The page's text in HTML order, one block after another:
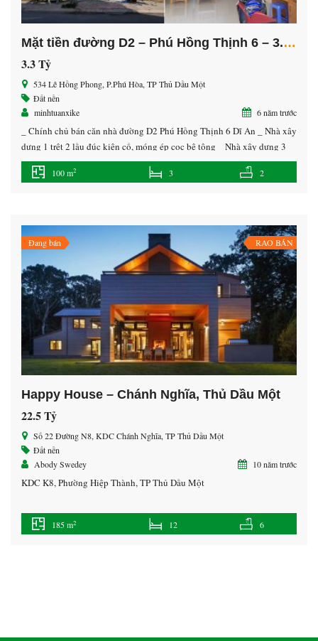
Mặt tiền đường D2 – Phú Hồng Thịnh 6 – 3.3 Tỷ
3.3 Tỷ
534 Lê Hồng Phong, P.Phú Hòa, TP Thủ Dầu Một
Đất nền
minhtuanxike
6 năm trước
_ Chính chủ bán căn nhà đường D2 Phú Hồng Thịnh 6 Dĩ An _ Nhà xây
dựng 1 trệt 2 lầu đúc kiên cố, móng ép cọc bê tông _ Nhà xây dựng 3
phòng ngủ + 1 phòng thờ + sân để xe + phòng khách + phòng bếp + sân
thượng rộng […]
100 m2 3 2
Đang bán RAO BÁN
Happy House – Chánh Nghĩa, Thủ Dầu Một
22.5 Tỷ
Số 22 Đường N8, KDC Chánh Nghĩa, TP Thủ Dầu Một
Đất nền
Abody Swedey
10 năm trước
KDC K8, Phường Hiệp Thành, TP Thủ Dầu Một
185 m2 12 6